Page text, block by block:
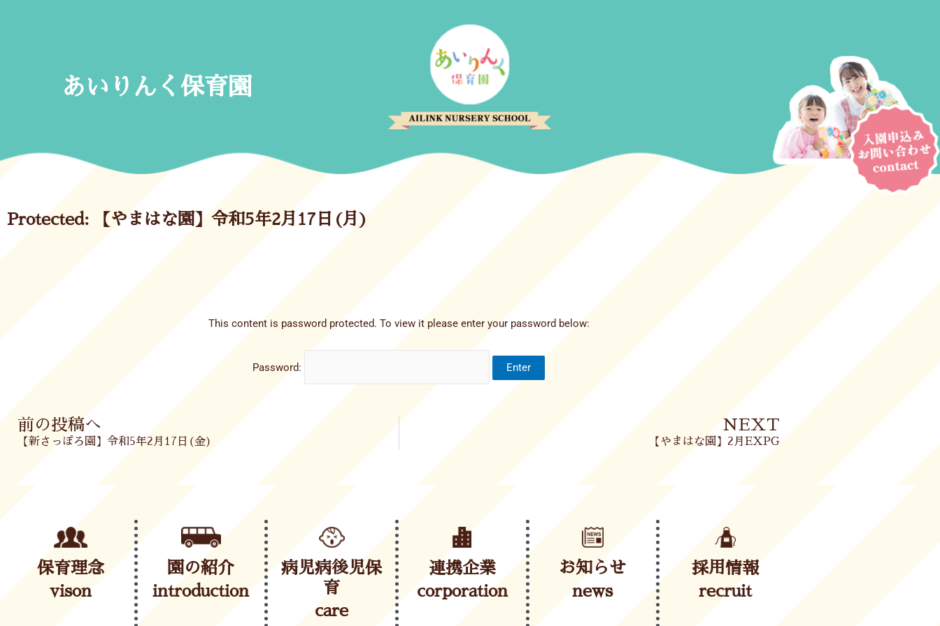
あいりんく保育園
Protected: 【やまはな園】令和5年2月17日(月)
This content is password protected. To view it please enter your password below:
Password:
Prev
前の投稿へ
【新さっぽろ園】令和5年2月17日(金)
NEXT
【やまはな園】2月EXPG
保育理念
vison
園の紹介
introduction
病児病後児保
育
care
連携企業
corporation
お知らせ
news
採用情報
recruit